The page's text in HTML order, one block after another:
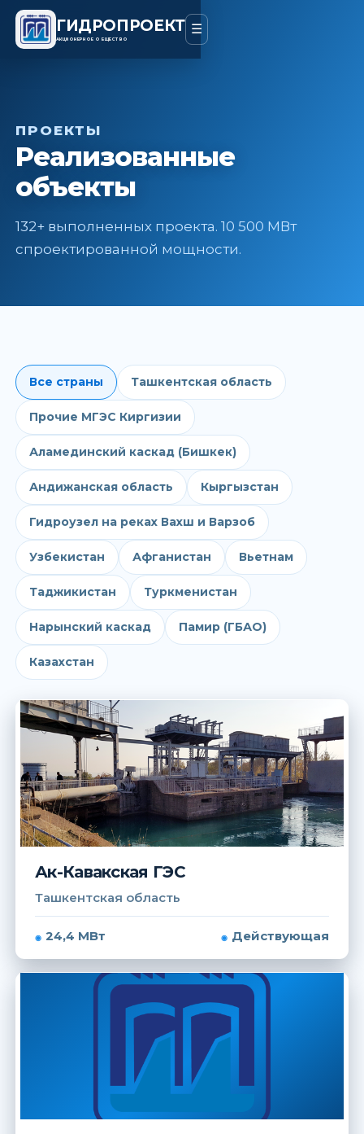
ГИДРОПРОЕКТ
АКЦИОНЕРНОЕ ОБЩЕСТВО
☰
ПРОЕКТЫ
Реализованные
объекты
132+ выполненных проекта. 10 500 МВт
спроектированной мощности.
Все страны Ташкентская область
Прочие МГЭС Киргизии
Аламединский каскад (Бишкек)
Андижанская область Кыргызстан
Гидроузел на реках Вахш и Варзоб
Узбекистан Афганистан Вьетнам
Таджикистан Туркменистан
Нарынский каскад Памир (ГБАО)
Казахстан
Ак-Кавакская ГЭС
Ташкентская область
24,4 МВт Действующая